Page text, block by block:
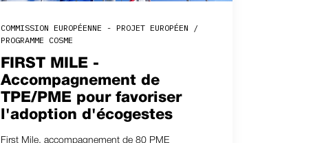
COMMISSION EUROPÉENNE - PROJET EUROPÉEN /
PROGRAMME COSME
FIRST MILE -
Accompagnement de
TPE/PME pour favoriser
l'adoption d'écogestes
First Mile, accompagnement de 80 PME